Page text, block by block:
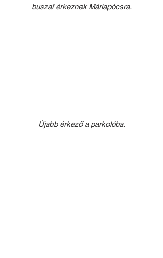
buszai érkeznek Máriapócsra.
Újabb érkező a parkolóba.